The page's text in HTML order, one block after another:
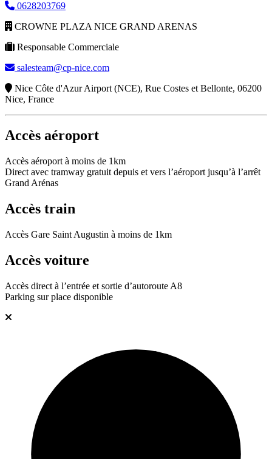
0628203769
CROWNE PLAZA NICE GRAND ARENAS
Responsable Commerciale
salesteam@cp-nice.com
Nice Côte d'Azur Airport (NCE), Rue Costes et Bellonte, 06200
Nice, France
Accès aéroport
Accès aéroport à moins de 1km
Direct avec tramway gratuit depuis et vers l’aéroport jusqu’à l’arrêt
Grand Arénas
Accès train
Accès Gare Saint Augustin à moins de 1km
Accès voiture
Accès direct à l’entrée et sortie d’autoroute A8
Parking sur place disponible